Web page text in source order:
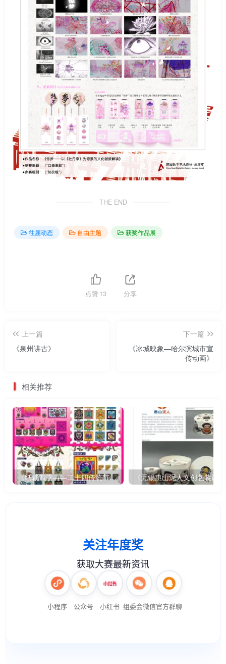
THE END
往届动态 自由主题 获奖作品展
点赞13 分享
上一篇
《泉州讲古》
下一篇
《冰城映象—哈尔滨城市宣
传动画》
相关推荐
《纸裁四季——二十四传统节气文创设计》 《无锡惠山泥人文创包装设